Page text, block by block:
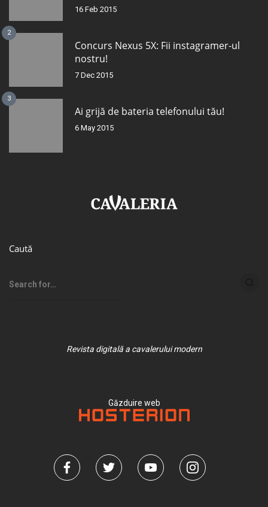
16 Feb 2015
2
Concurs Nexus 5X: Fii instagramer-ul
nostru!
7 Dec 2015
3
Ai grijă de bateria telefonului tău!
6 May 2015
Caută
Revista digitală a cavalerului modern
Găzduire web